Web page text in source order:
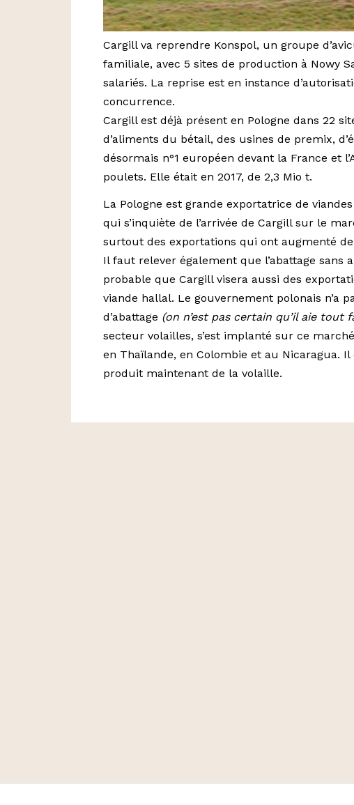
Cargill va reprendre Konspol, un groupe
familiale, avec 5 sites de production à Nowy
salariés. La reprise est en instance
concurrence.
Cargill est déjà présent en Pologne dans 22
d’aliments du bétail, des usines de premix,
désormais n°1 européen devant la France et
poulets. Elle était en 2017, de 2,3 Mio t.
La Pologne est grande exportatrice de
qui s’inquiète de l’arrivée de Cargill sur le
surtout des exportations qui ont augmenté
Il faut relever également que l’abattage sans
probable que Cargill visera aussi des
viande hallal. Le gouvernement polonais n’a
d’abattage (on n’est pas certain qu’il aie tout
secteur volailles, s’est implanté sur ce
en Thaïlande, en Colombie et au Nicaragua.
produit maintenant de la volaille.